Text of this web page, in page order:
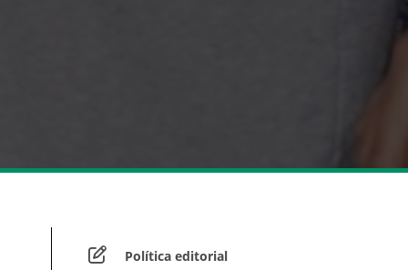
Política editorial